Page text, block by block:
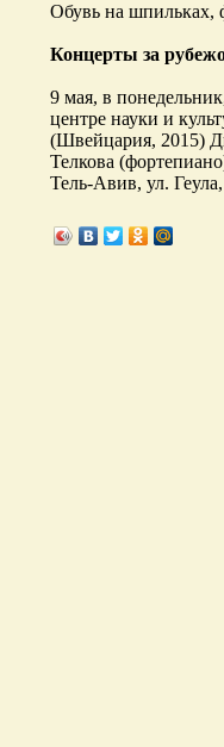
Обувь на шпильках,
Концерты за
9 мая, в
центре науки и
(Швейцария, 2015)
Телкова
Тель-Авив, ул.